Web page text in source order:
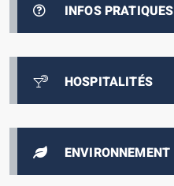
INFOS PRATIQUES
HOSPITALITÉS
ENVIRONNEMENT